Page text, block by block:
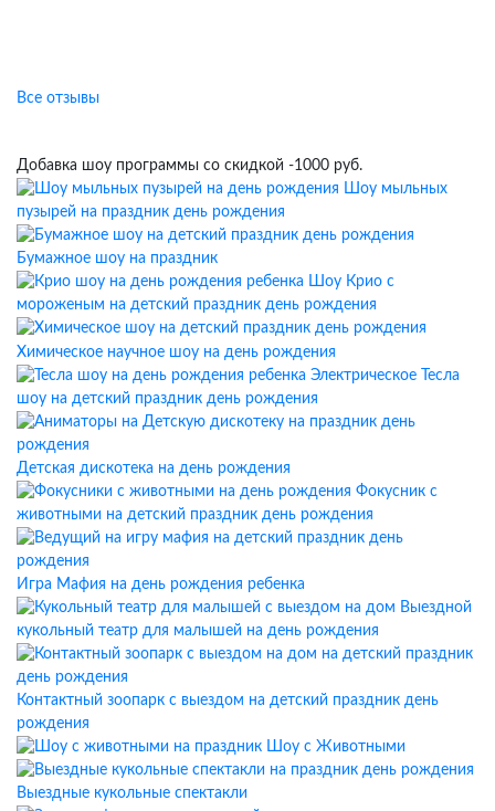
Все отзывы
Добавка шоу программы со скидкой -1000 руб.
Шоу мыльных
пузырей на праздник день рождения
Бумажное шоу на праздник
Шоу Крио с
мороженым на детский праздник день рождения
Химическое научное шоу на день рождения
Электрическое Тесла
шоу на детский праздник день рождения
Детская дискотека на день рождения
Фокусник с
животными на детский праздник день рождения
Игра Мафия на день рождения ребенка
Выездной
кукольный театр для малышей на день рождения
Контактный зоопарк с выездом на детский праздник день
рождения
Шоу с Животными
Выездные кукольные спектакли